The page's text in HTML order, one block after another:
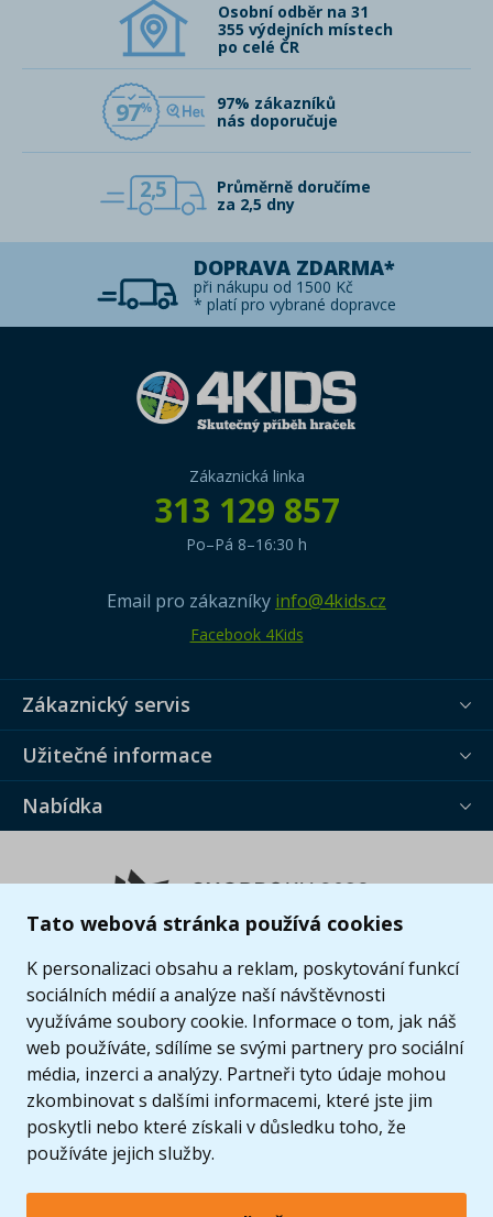
Tato webová stránka používá cookies
K personalizaci obsahu a reklam, poskytování funkcí
sociálních médií a analýze naší návštěvnosti
využíváme soubory cookie. Informace o tom, jak náš
web používáte, sdílíme se svými partnery pro sociální
média, inzerci a analýzy. Partneři tyto údaje mohou
zkombinovat s dalšími informacemi, které jste jim
poskytli nebo které získali v důsledku toho, že
používáte jejich služby.
Osobní odběr na 31
355 výdejních místech
po celé ČR
97
97% zákazníků
nás doporučuje
2,5
Průměrně doručíme
za 2,5 dny
DOPRAVA ZDARMA*
při nákupu od 1500 Kč
* platí pro vybrané dopravce
Zákaznická linka
313 129 857
Po–Pá 8–16:30 h
Email pro zákazníky info@4kids.cz
Facebook 4Kids
Zákaznický servis
Užitečné informace
Nabídka